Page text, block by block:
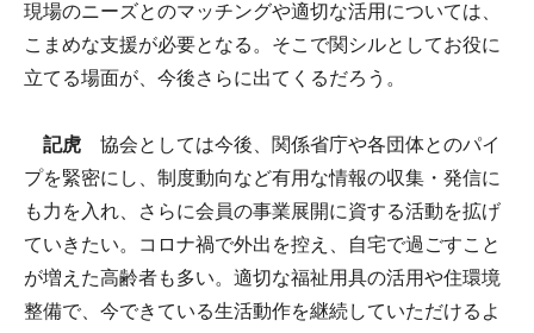
現場のニーズとのマッチングや適切な活用については、
こまめな支援が必要となる。そこで関シルとしてお役に
立てる場面が、今後さらに出てくるだろう。
記虎 協会としては今後、関係省庁や各団体とのパイ
プを緊密にし、制度動向など有用な情報の収集・発信に
も力を入れ、さらに会員の事業展開に資する活動を拡げ
ていきたい。コロナ禍で外出を控え、自宅で過ごすこと
が増えた高齢者も多い。適切な福祉用具の活用や住環境
整備で、今できている生活動作を継続していただけるよ